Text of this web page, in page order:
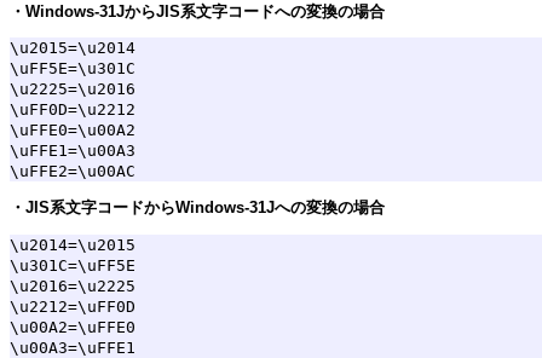
・Windows-31JからJIS系文字コードへの変換の場合
\u2015=\u2014
\uFF5E=\u301C
\u2225=\u2016
\uFF0D=\u2212
\uFFE0=\u00A2
\uFFE1=\u00A3
・JIS系文字コードからWindows-31Jへの変換の場合
\u2014=\u2015
\u301C=\uFF5E
\u2016=\u2225
\u2212=\uFF0D
\u00A2=\uFFE0
\u00A3=\uFFE1